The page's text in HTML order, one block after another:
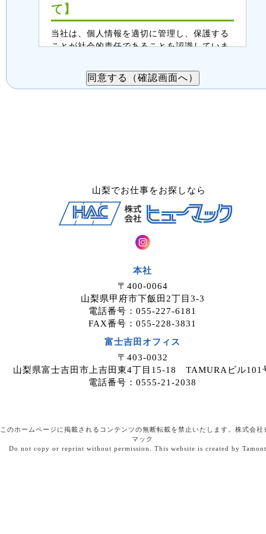
て】
当社は、個人情報を適切に管理し、保護する
ことが社会的責任であることを認識していま
る個人情報は、以下のように取り扱います。
ご同意の上、送信をお願いします。
２．第三者提供について
案件紹介希望者情報は、法令に基づく場
合、委託する場合を除き、第三者へ提供
することはありません。
案件紹介希望者情報を、ホームページを
運用しているホスティングサービス事業
者等に委託する場合がありますが、委託
先については、当社が運用する個人情報
保護マネジメントシステムにより管理し
ています。
４．開示等の請求について
案件紹介希望者情報のご本人または代理
人は、案件紹介希望者情報の利用目的の
の停止、ならびに、第三者提供記録の開
示を、当社に申し出ることができます。
ご請求方法は、以下の窓口までお問い合
山梨でお仕事をお探しなら
本社
〒400-0064
山梨県甲府市下飯田2丁目3-3
電話番号：055-227-6181
FAX番号：055-228-3831
富士吉田オフィス
〒403-0032
山梨県富士吉田市上吉田東4丁目15-18 TAMURAビル101
電話番号：0555-21-2038
このホームページに掲載されるコンテンツの無断転載を禁止いたします。株式会社
マック
Do not copy or reprint without permission. This website is created by